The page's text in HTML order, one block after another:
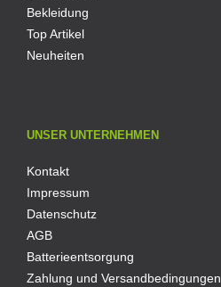
Bekleidung
Top Artikel
Neuheiten
UNSER UNTERNEHMEN
Kontakt
Impressum
Datenschutz
AGB
Batterieentsorgung
Zahlung und Versandbedingungen